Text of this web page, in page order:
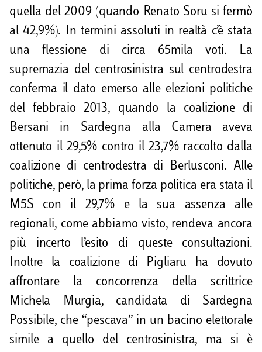
quella del 2009 (quando Renato Soru si fermò
al 42,9%). In termini assoluti in realtà c’è stata
una flessione di circa 65mila voti. La
supremazia del centrosinistra sul centrodestra
conferma il dato emerso alle elezioni politiche
del febbraio 2013, quando la coalizione di
Bersani in Sardegna alla Camera aveva
ottenuto il 29,5% contro il 23,7% raccolto dalla
coalizione di centrodestra di Berlusconi. Alle
politiche, però, la prima forza politica era stata il
M5S con il 29,7% e la sua assenza alle
regionali, come abbiamo visto, rendeva ancora
più incerto l’esito di queste consultazioni.
Inoltre la coalizione di Pigliaru ha dovuto
affrontare la concorrenza della scrittrice
Michela Murgia, candidata di Sardegna
Possibile, che “pescava” in un bacino elettorale
simile a quello del centrosinistra, ma si è